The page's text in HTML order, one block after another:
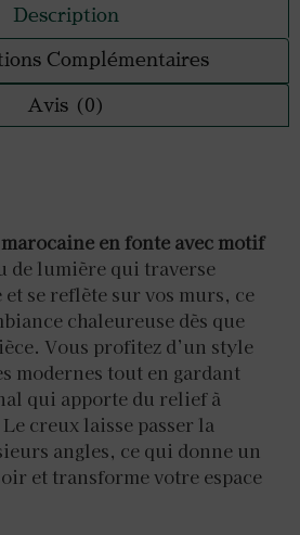
Description
Complémentaires
Avis (0)
en fonte avec motif
de lumière qui traverse
se reflète sur vos murs, ce
chaleureuse dès que
Vous profitez d’un style
modernes tout en gardant
qui apporte du relief à
creux laisse passer la
angles, ce qui donne un
et transforme votre espace